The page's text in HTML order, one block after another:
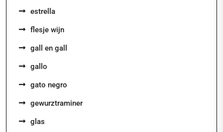
estrella
flesje wijn
gall en gall
gallo
gato negro
gewurztraminer
glas